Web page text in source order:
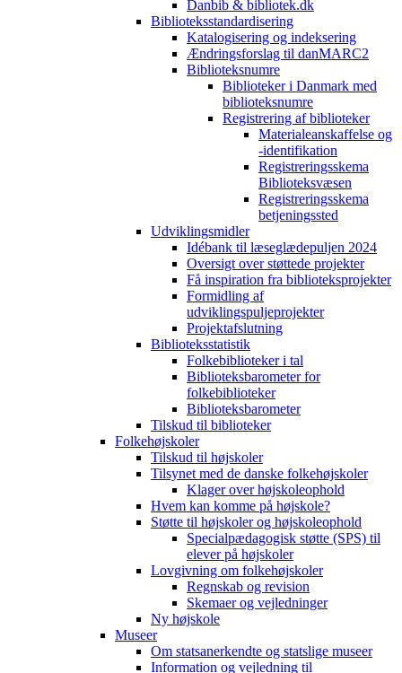
Danbib & bibliotek.dk
Biblioteksstandardisering
Katalogisering og indeksering
Ændringsforslag til danMARC2
Biblioteksnumre
Biblioteker i Danmark med
biblioteksnumre
Registrering af biblioteker
Materialeanskaffelse og
-identifikation
Registreringsskema
Biblioteksvæsen
Registreringsskema
betjeningssted
Udviklingsmidler
Idébank til læseglædepuljen 2024
Oversigt over støttede projekter
Få inspiration fra biblioteksprojekter
Formidling af
udviklingspuljeprojekter
Projektafslutning
Biblioteksstatistik
Folkebiblioteker i tal
Biblioteksbarometer for
folkebiblioteker
Biblioteksbarometer
Tilskud til biblioteker
Folkehøjskoler
Tilskud til højskoler
Tilsynet med de danske folkehøjskoler
Klager over højskoleophold
Hvem kan komme på højskole?
Støtte til højskoler og højskoleophold
Specialpædagogisk støtte (SPS) til
elever på højskoler
Lovgivning om folkehøjskoler
Regnskab og revision
Skemaer og vejledninger
Ny højskole
Museer
Om statsanerkendte og statslige museer
Information og vejledning til